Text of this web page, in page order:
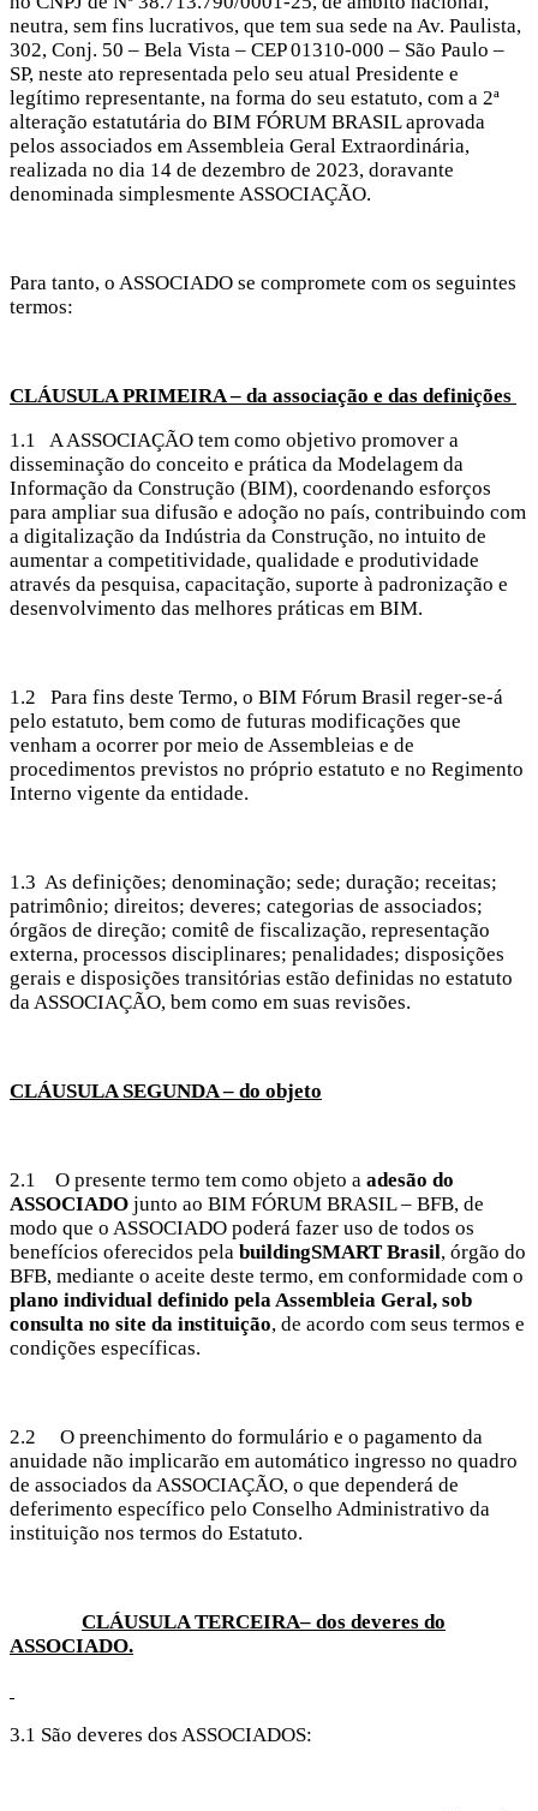
neutra, sem fins lucrativos, que tem sua sede na Av. Paulista,
302, Conj. 50 – Bela Vista – CEP 01310-000 – São Paulo –
SP, neste ato representada pelo seu atual Presidente e
legítimo representante, na forma do seu estatuto, com a 2ª
alteração estatutária do BIM FÓRUM BRASIL aprovada
pelos associados em Assembleia Geral Extraordinária,
realizada no dia 14 de dezembro de 2023, doravante
denominada simplesmente ASSOCIAÇÃO.
Para tanto, o ASSOCIADO se compromete com os seguintes
termos:
CLÁUSULA PRIMEIRA – da associação e das definições
1.1 A ASSOCIAÇÃO tem como objetivo promover a
disseminação do conceito e prática da Modelagem da
Informação da Construção (BIM), coordenando esforços
para ampliar sua difusão e adoção no país, contribuindo com
a digitalização da Indústria da Construção, no intuito de
aumentar a competitividade, qualidade e produtividade
através da pesquisa, capacitação, suporte à padronização e
desenvolvimento das melhores práticas em BIM.
1.2 Para fins deste Termo, o BIM Fórum Brasil reger-se-á
pelo estatuto, bem como de futuras modificações que
venham a ocorrer por meio de Assembleias e de
procedimentos previstos no próprio estatuto e no Regimento
Interno vigente da entidade.
1.3 As definições; denominação; sede; duração; receitas;
patrimônio; direitos; deveres; categorias de associados;
órgãos de direção; comitê de fiscalização, representação
externa, processos disciplinares; penalidades; disposições
gerais e disposições transitórias estão definidas no estatuto
da ASSOCIAÇÃO, bem como em suas revisões.
CLÁUSULA SEGUNDA – do objeto
2.1 O presente termo tem como objeto a adesão do
ASSOCIADO junto ao BIM FÓRUM BRASIL – BFB, de
modo que o ASSOCIADO poderá fazer uso de todos os
benefícios oferecidos pela buildingSMART Brasil, órgão do
BFB, mediante o aceite deste termo, em conformidade com o
plano individual definido pela Assembleia Geral, sob
consulta no site da instituição, de acordo com seus termos e
condições específicas.
2.2 O preenchimento do formulário e o pagamento da
anuidade não implicarão em automático ingresso no quadro
de associados da ASSOCIAÇÃO, o que dependerá de
deferimento específico pelo Conselho Administrativo da
instituição nos termos do Estatuto.
CLÁUSULA TERCEIRA– dos deveres do
ASSOCIADO.
3.1 São deveres dos ASSOCIADOS: